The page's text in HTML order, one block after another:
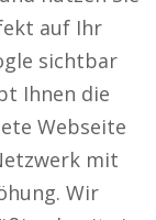
auf Ihr
sichtbar
Ihnen die
Webseite
mit
Wir